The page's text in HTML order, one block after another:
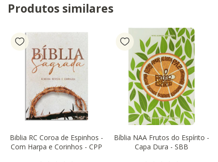
Produtos similares
Biblia RC Coroa de Espinhos -
Com Harpa e Corinhos - CPP
Bíblia NAA Frutos do Espírito -
Capa Dura - SBB